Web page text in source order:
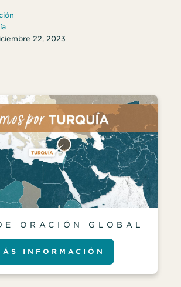
22, 2023
ORACIÓN GLOBAL
INFORMACIÓN